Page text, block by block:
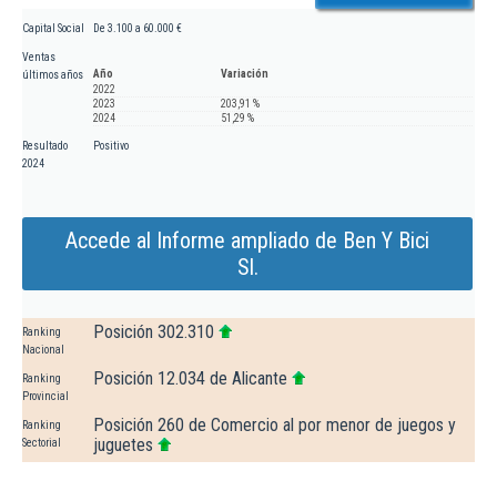
Capital Social De 3.100 a 60.000 €
Ventas
últimos años
Año
Variación
2022
2023
203,91 %
2024
51,29 %
Resultado
2024
Positivo
Accede al Informe ampliado de Ben Y Bici
Sl.
Ranking
Nacional
Posición 302.310
Ranking
Provincial
Posición 12.034 de Alicante
Ranking
Sectorial
Posición 260 de Comercio al por menor de juegos y
juguetes